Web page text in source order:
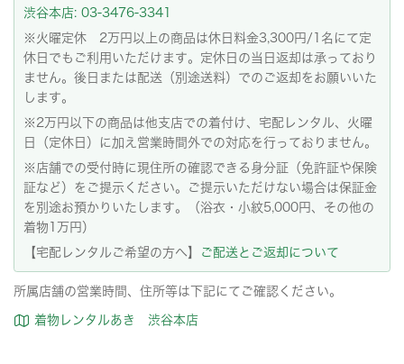
渋谷本店: 03-3476-3341
※火曜定休 2万円以上の商品は休日料金3,300円/1名にて定
休日でもご利用いただけます。定休日の当日返却は承っており
ません。後日または配送（別途送料）でのご返却をお願いいた
します。
※2万円以下の商品は他支店での着付け、宅配レンタル、火曜
日（定休日）に加え営業時間外での対応を行っておりません。
※店舗での受付時に現住所の確認できる身分証（免許証や保険
証など）をご提示ください。ご提示いただけない場合は保証金
を別途お預かりいたします。（浴衣・小紋5,000円、その他の
着物1万円）
【宅配レンタルご希望の方へ】
ご配送とご返却について
所属店舗の営業時間、住所等は下記にてご確認ください。
着物レンタルあき 渋谷本店